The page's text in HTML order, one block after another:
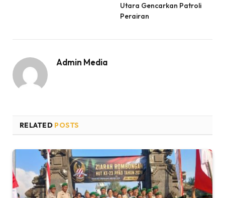
Utara Gencarkan Patroli
Perairan
Admin Media
RELATED POSTS